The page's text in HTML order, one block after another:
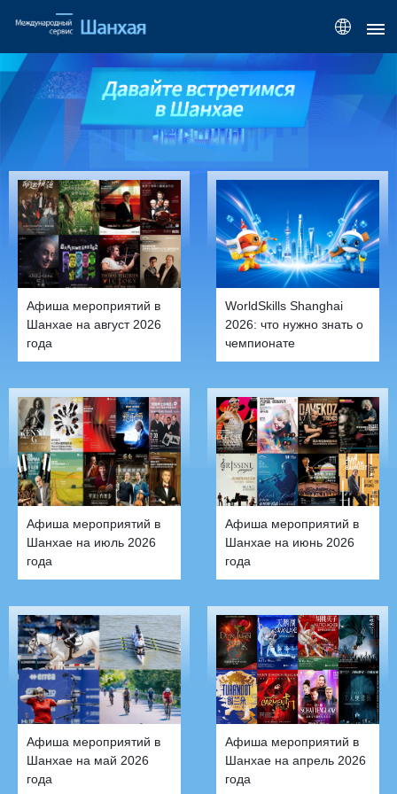
Афиша мероприятий в
Шанхае на август 2026
года
WorldSkills Shanghai
2026: что нужно знать о
чемпионате
Афиша мероприятий в
Шанхае на июль 2026
года
Афиша мероприятий в
Шанхае на июнь 2026
года
Афиша мероприятий в
Шанхае на май 2026
года
Афиша мероприятий в
Шанхае на апрель 2026
года